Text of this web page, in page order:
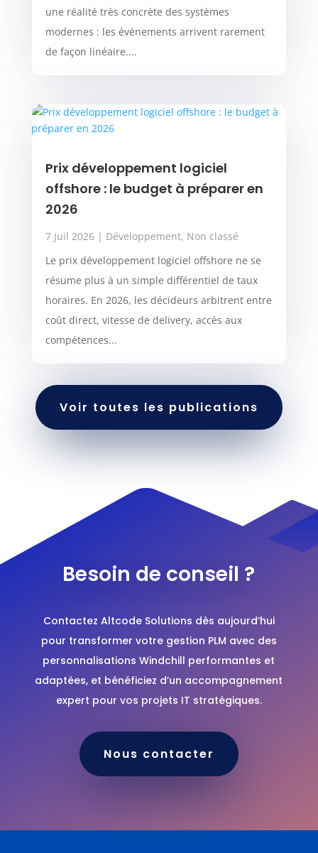
une réalité très concrète des systèmes
modernes : les événements arrivent rarement
de façon linéaire....
Prix développement logiciel
offshore : le budget à préparer en
2026
7 Juil 2026| Développement, Non classé
Le prix développement logiciel offshore ne se
résume plus à un simple différentiel de taux
horaires. En 2026, les décideurs arbitrent entre
coût direct, vitesse de delivery, accès aux
compétences...
Voir toutes les publications
Besoin de conseil ?
Contactez Altcode Solutions dès aujourd’hui
pour transformer votre gestion PLM avec des
personnalisations Windchill performantes et
adaptées, et bénéficiez d’un accompagnement
expert pour vos projets IT stratégiques.
Nous contacter